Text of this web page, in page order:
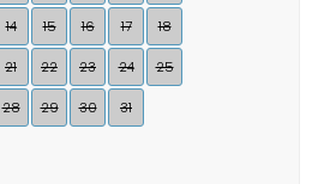
14 15 16 17 18
21 22 23 24 25
28 29 30 31